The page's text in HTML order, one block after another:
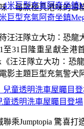
！每款極具港味的雪
童透明洗車屋矚目登場
乘Jumptopia 驚喜打
巨型充氣阿奇坐鎮
汪汪隊立大功：恐龍
至31日隆重呈獻全港
《汪汪隊立大功：恐
影主題巨型充氣警犬